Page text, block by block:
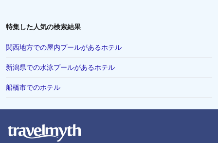
富良野市でのホテル
Hanedaでのホテル
八丈町でのホテル
山中湖村でのホテル
特集した人気の検索結果
関西地方での屋内プールがあるホテル
新潟県での水泳プールがあるホテル
船橋市でのホテル